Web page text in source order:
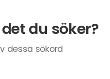
du söker?
dessa sökord